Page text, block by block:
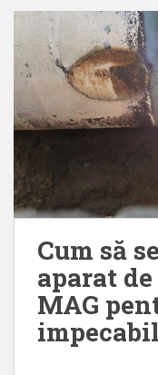
Cum să
aparat
MAG